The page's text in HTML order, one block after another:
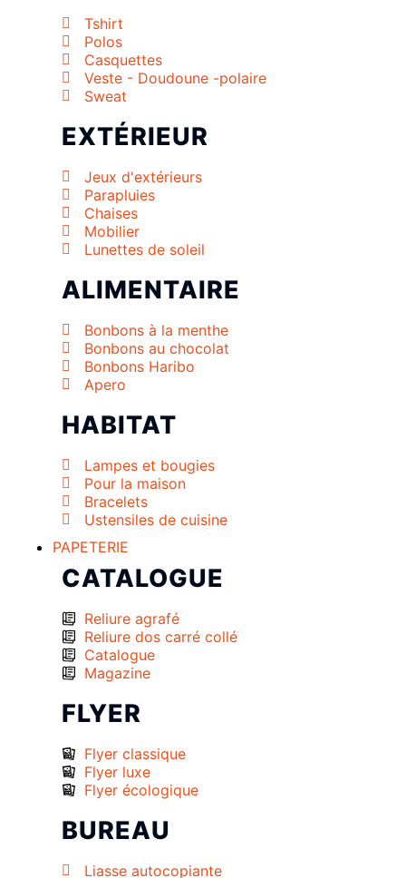
Tshirt
Polos
Casquettes
Veste - Doudoune -polaire
Sweat
EXTÉRIEUR
Jeux d'extérieurs
Parapluies
Chaises
Mobilier
Lunettes de soleil
ALIMENTAIRE
Bonbons à la menthe
Bonbons au chocolat
Bonbons Haribo
Apero
HABITAT
Lampes et bougies
Pour la maison
Bracelets
Ustensiles de cuisine
PAPETERIE
CATALOGUE
Reliure agrafé
Reliure dos carré collé
Catalogue
Magazine
FLYER
Flyer classique
Flyer luxe
Flyer écologique
BUREAU
Liasse autocopiante